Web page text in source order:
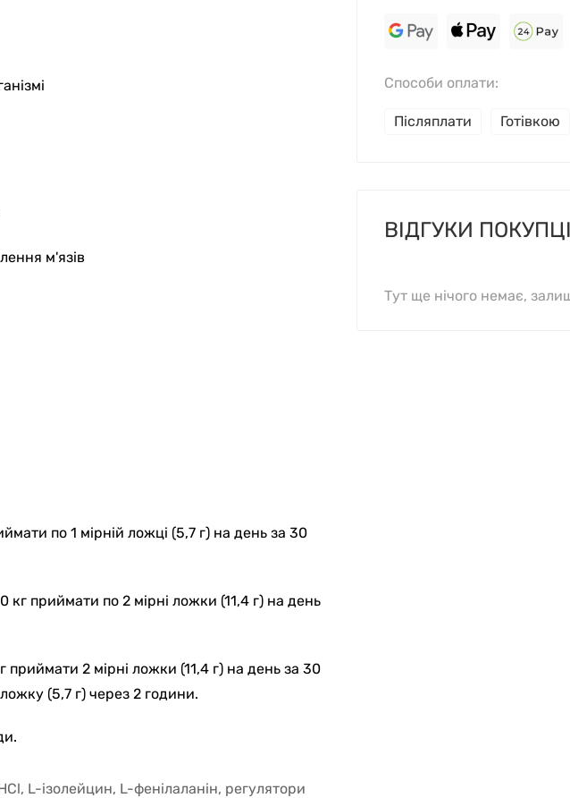
м'язів
по 1 мірній ложці (5,7 г) на день за 30
кг приймати по 2 мірні ложки (11,4 г) на день
2 мірні ложки (11,4 г) на день за 30
(5,7 г) через 2 години.
L-ізолейцин, L-фенілаланін, регулятори
Способи оплати:
Післяплати Готівкою
ВІДГУКИ
Тут ще нічого немає,